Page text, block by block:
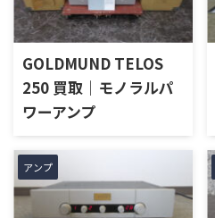
GOLDMUND TELOS
250 買取｜モノラルパ
ワーアンプ
アンプ